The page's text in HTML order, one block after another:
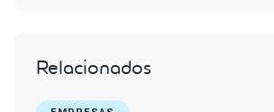
Relacionados